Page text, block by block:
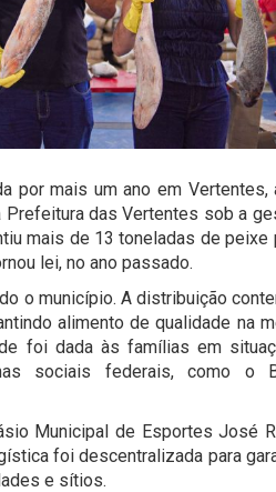
por mais um ano em Vertentes,
Prefeitura das Vertentes sob a
mais de 13 toneladas de peixe
lei, no ano passado.
o município. A distribuição
alimento de qualidade na
foi dada às famílias em
sociais federais, como o
Municipal de Esportes José
foi descentralizada para
e sítios.